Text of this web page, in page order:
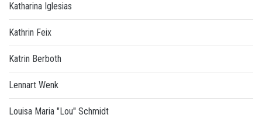
Katharina Iglesias
Kathrin Feix
Katrin Berboth
Lennart Wenk
Louisa Maria "Lou" Schmidt